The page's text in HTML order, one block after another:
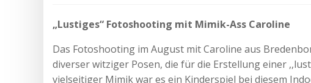
„Lustiges“ Fotoshooting mit Mimik-Ass Caroline
Das Fotoshooting im August mit Caroline aus
diverser witziger Posen, die für die Erstellung einer
vielseitiger Mimik war es ein Kinderspiel bei diesem